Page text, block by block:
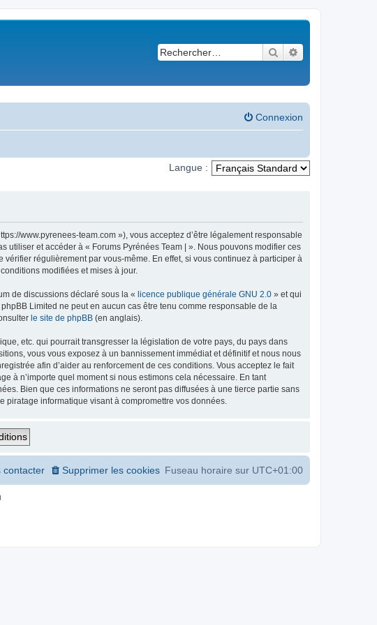
Rechercher
Connexion
Langue :
www.pyrenees-team.com »), vous acceptez d’être légalement responsable
utiliser et accéder à « Forums Pyrénées Team | ». Nous pouvons modifier ces
régulièrement par vous-même. En effet, si vous continuez à participer à
modifiées et mises à jour.
de discussions déclaré sous la « licence publique générale GNU 2.0 » et qui
Limited ne peut en aucun cas être tenu comme responsable de la
le site de phpBB (en anglais).
etc. qui pourrait transgresser la législation de votre pays, du pays dans
vous vous exposez à un bannissement immédiat et définitif et nous nous
afin d’aider au renforcement de ces conditions. Vous acceptez le fait
à n’importe quel moment si nous estimons cela nécessaire. En tant
Bien que ces informations ne seront pas diffusées à une tierce partie sans
piratage informatique visant à compromettre vos données.
Fuseau horaire sur UTC+01:00
Supprimer les cookies
contacter